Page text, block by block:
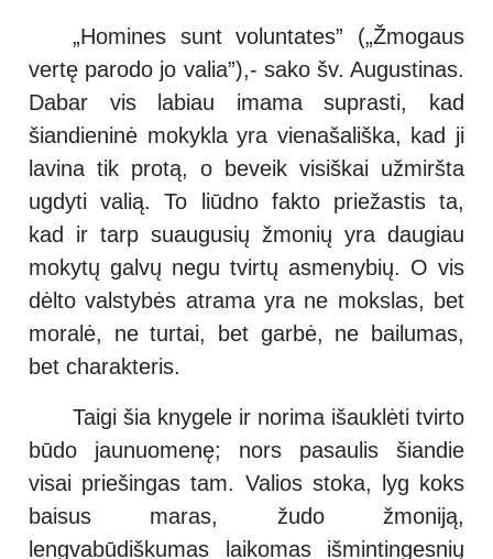
„Homines sunt voluntates” („Žmogaus
vertę parodo jo valia”),- sako šv. Augustinas.
Dabar vis labiau imama suprasti, kad
šiandieninė mokykla yra vienašališka, kad ji
lavina tik protą, o beveik visiškai užmiršta
ugdyti valią. To liūdno fakto priežastis ta,
kad ir tarp suaugusių žmonių yra daugiau
mokytų galvų negu tvirtų asmenybių. O vis
dėlto valstybės atrama yra ne mokslas, bet
moralė, ne turtai, bet garbė, ne bailumas,
bet charakteris.
Taigi šia knygele ir norima išauklėti tvirto
būdo jaunuomenę; nors pasaulis šiandie
visai priešingas tam. Valios stoka, lyg koks
baisus maras, žudo žmoniją,
lengvabūdiškumas laikomas išmintingesnių